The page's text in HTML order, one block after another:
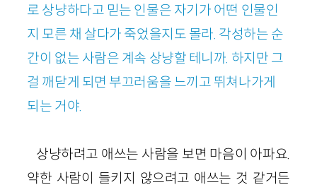
로 상냥하다고 믿는 인물은 자기가 어떤 인물인
지 모른 채 살다가 죽었을지도 몰라. 각성하는 순
간이 없는 사람은 계속 상냥할 테니까. 하지만 그
걸 깨닫게 되면 부끄러움을 느끼고 뛰쳐나가게
되는 거야.
상냥하려고 애쓰는 사람을 보면 마음이 아파요.
약한 사람이 들키지 않으려고 애쓰는 것 같거든